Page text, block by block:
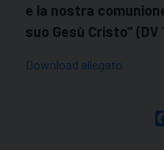
e la nostra
suo Gesù Cristo” (DV
Download allegato